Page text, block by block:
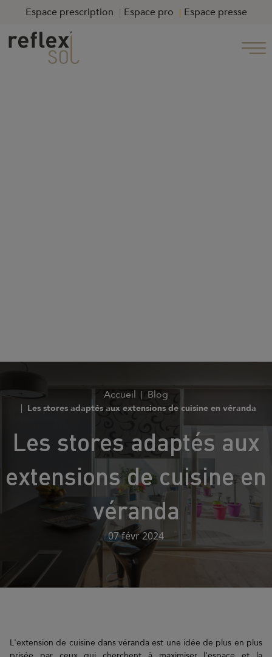
Espace prescription Espace pro Espace presse
Accueil Blog
Les stores adaptés aux extensions de cuisine en véranda
Les stores adaptés aux
extensions de cuisine en
véranda
07 févr 2024
L'extension de cuisine dans véranda est une idée de plus en plus